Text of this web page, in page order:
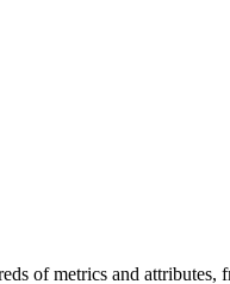
of metrics and attributes,